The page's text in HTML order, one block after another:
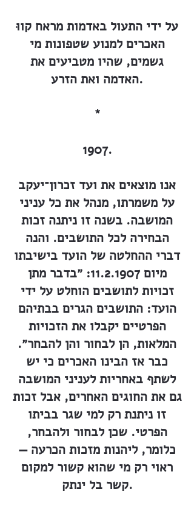
על ידי התעול באדמות מראח קווּ
האכרים למנוע שטפונות מי
גשמים, שהיו מטביעים את
האדמה ואת הזרע.
*
1907.
אנו מוצאים את ועד זכרון־יעקב
על משמרתו, מנהל את כל עניני
המושבה. בשנה זו ניתנה זכות
הבחירה לכל התושבים. והנה
דברי ההחלטה של הועד בישיבתו
מיום11.2.1907: ״בדבר מתן
זכויות לתושבים הוחלט על ידי
הועד: התושבים הגרים בבתיהם
הפרטיים יקבלו את הזכויות
המלאות, הן לבחור והן להבחר״.
כבר אז הבינו האכרים כי יש
לשתף באחריות לעניני המושבה
גם את החוגים האחרים, אבל זכות
זו ניתנת רק למי שגר בביתו
הפרטי. שכן לבחור ולהבחר,
כלומר, ליהנות מזכות הכרעה —
ראוי רק מי שהוא קשור למקום
קשר בל ינתק.